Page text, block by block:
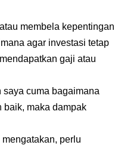
membela kepentingan
agar investasi tetap
gaji atau
cuma bagaimana
baik, maka dampak
perlu